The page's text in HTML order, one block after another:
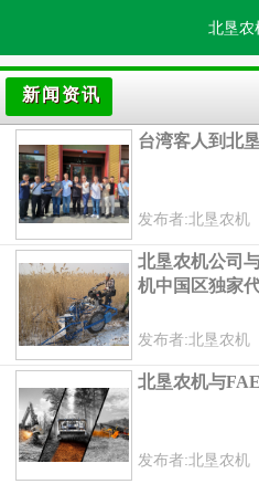
北垦农
新闻资讯
台湾客人到北
发布者:北垦农机
北垦农机公司
机中国区独家
发布者:北垦农机
北垦农机与
发布者:北垦农机